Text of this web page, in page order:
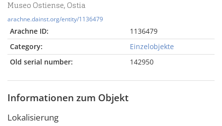
Museo Ostiense, Ostia
arachne.dainst.org/entity/1136479
Arachne ID:
1136479
Category:
Einzelobjekte
Old serial number:
142950
Informationen zum Objekt
Lokalisierung